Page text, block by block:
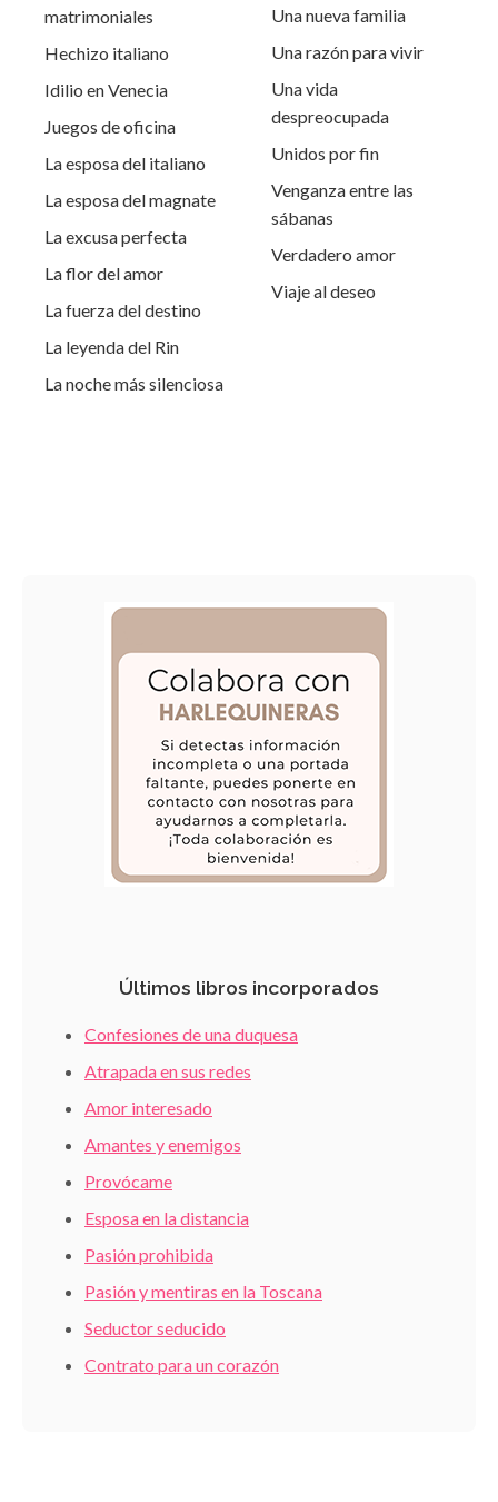
matrimoniales
Hechizo italiano
Idilio en Venecia
Juegos de oficina
La esposa del italiano
La esposa del magnate
La excusa perfecta
La flor del amor
La fuerza del destino
La leyenda del Rin
La noche más silenciosa
Una nueva familia
Una razón para vivir
Una vida
despreocupada
Unidos por fin
Venganza entre las
sábanas
Verdadero amor
Viaje al deseo
Últimos libros incorporados
Confesiones de una duquesa
Atrapada en sus redes
Amor interesado
Amantes y enemigos
Provócame
Esposa en la distancia
Pasión prohibida
Pasión y mentiras en la Toscana
Seductor seducido
Contrato para un corazón